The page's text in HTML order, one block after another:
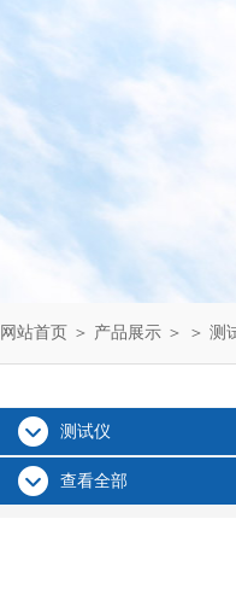
网站首页 ＞ 产品展示 ＞ ＞ 测
测试仪
查看全部